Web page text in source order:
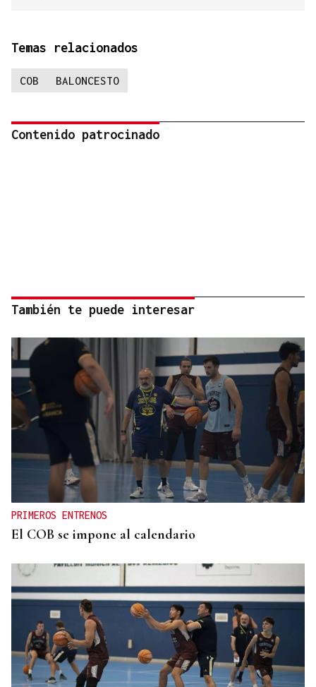
Temas relacionados
COB BALONCESTO
Contenido patrocinado
También te puede interesar
PRIMEROS ENTRENOS
El COB se impone al calendario